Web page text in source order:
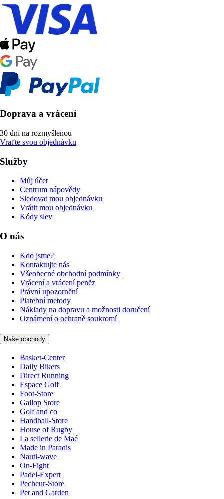
Doprava a vrácení
30 dní na rozmyšlenou
Vraťte svou objednávku
Služby
Můj účet
Centrum nápovědy
Sledovat mou objednávku
Vrátit mou objednávku
Kódy slev
O nás
Kdo jsme?
Kontaktujte nás
Všeobecné obchodní podmínky
Vrácení a vrácení peněz
Právní upozornění
Platební metody
Náklady na dopravu a možnosti doručení
Oznámení o ochraně soukromí
Naše obchody
Basket-Center
Daily Bikers
Direct Running
Espace Golf
Foot-Store
Gallop Store
Golf and co
Handball-Store
House of Rugby
La sellerie de Maé
Made in Paradis
Nauti-wave
On-Fight
Padel-Expert
Pecheur-Store
Pet and Garden